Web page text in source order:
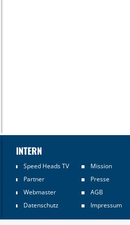
INTERN
Speed Heads TV
Mission
Partner
Presse
Webmaster
AGB
Datenschutz
Impressum